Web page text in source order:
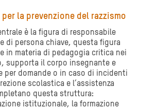
la prevenzione del razzismo
è la figura di responsabile
di persona chiave, questa figura
in materia di pedagogia critica nei
supporta il corpo insegnante e
per domande o in caso di incidenti
scolastica e l’assistenza
questa struttura:
istituzionale, la formazione